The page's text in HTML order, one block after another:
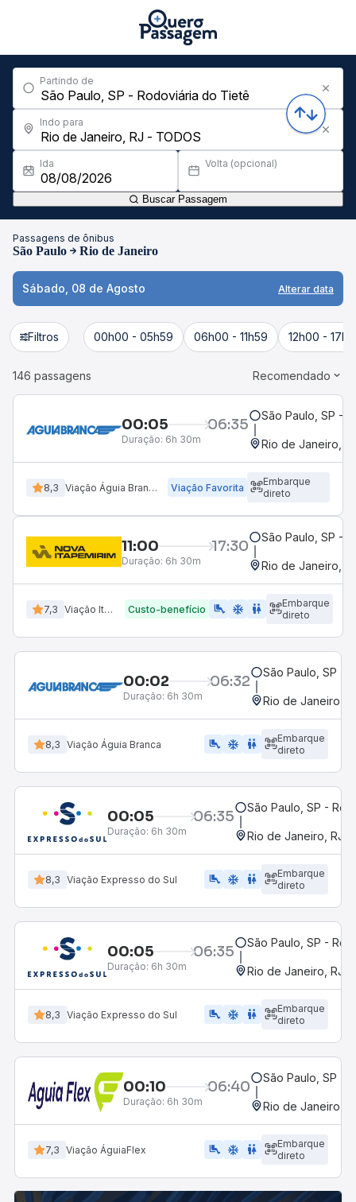
Partindo de
Indo para
Ida Volta (opcional)
Buscar Passagem
Passagens de ônibus
São Paulo Rio de Janeiro
Sábado, 08 de Agosto Alterar data
Filtros 00h00 - 05h59 06h00 - 11h59 12h00 -
146 passagens Recomendado
00:05 06:35
Duração: 6h 30m
São Paulo, SP -
Rio de Janeiro,
8,3 Viação Águia Branca Viação Favorita
Embarque
direto
11:00 17:30
Duração: 6h 30m
São Paulo, SP -
Rio de Janeiro,
7,3 Viação Itapemirim Custo-benefício airline_seat_legroom_extra ac_unit WC
Embarque
direto
00:02 06:32
Duração: 6h 30m
São Paulo, SP -
Rio de Janeiro,
8,3 Viação Águia Branca airline_seat_legroom_extra ac_unit WC
Embarque
direto
00:05 06:35
Duração: 6h 30m
São Paulo, SP -
Rio de Janeiro, RJ -
8,3 Viação Expresso do Sul airline_seat_legroom_extra ac_unit WC
Embarque
direto
00:05 06:35
Duração: 6h 30m
São Paulo, SP -
Rio de Janeiro, RJ -
8,3 Viação Expresso do Sul airline_seat_legroom_extra ac_unit wc
Embarque
direto
00:10 06:40
Duração: 6h 30m
São Paulo, SP -
Rio de Janeiro,
7,3 Viação ÁguiaFlex airline_seat_legroom_extra ac_unit WC
Embarque
direto